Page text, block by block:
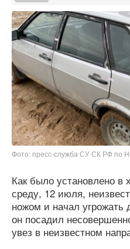
Фото: пресс-служба СУ СК РФ по
Как было установлено в
среду, 12 июля,
ножом и начал угрожать
он посадил
увез в неизвестном